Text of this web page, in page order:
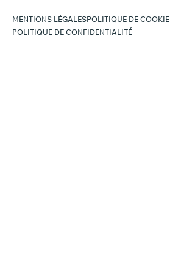
MENTIONS LÉGALESPOLITIQUE DE COOKIE
POLITIQUE DE CONFIDENTIALITÉ